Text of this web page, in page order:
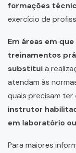
formações
exercício de
Em áreas em
treinamentos
substituia
atendam às
quais precisam ter
instrutor
em laboratório
Para maiores